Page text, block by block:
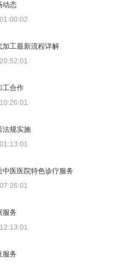
动态
加工最新流程详解
工合作
法规实施
中医医院特色诊疗服务
服务
服务